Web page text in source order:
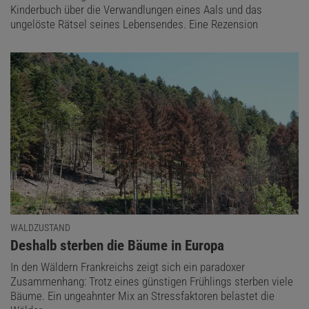
Kinderbuch über die Verwandlungen eines Aals und das
ungelöste Rätsel seines Lebensendes. Eine Rezension
WALDZUSTAND
:
Deshalb sterben die Bäume in Europa
In den Wäldern Frankreichs zeigt sich ein paradoxer
Zusammenhang: Trotz eines günstigen Frühlings sterben viele
Bäume. Ein ungeahnter Mix an Stressfaktoren belastet die